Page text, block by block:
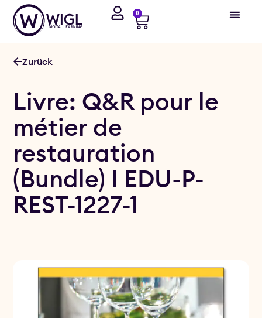
0
Zurück
Livre: Q&R pour le
métier de
restauration
(Bundle) I EDU-P-
REST-1227-1